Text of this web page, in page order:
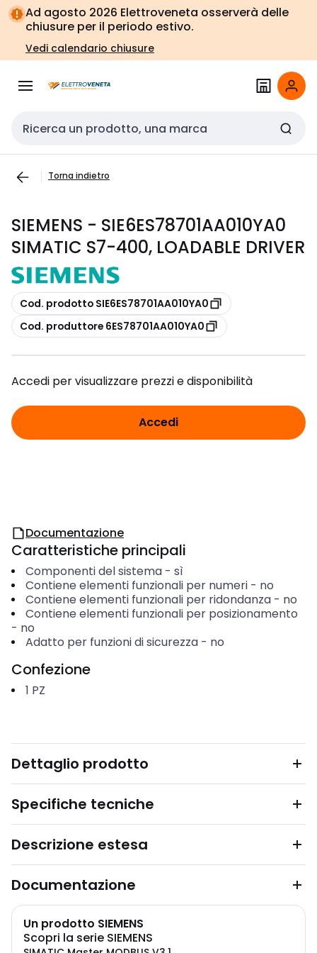
Vai alla
navigazione
Vai
alla
pagina
Ad agosto 2026 Elettroveneta osserverà delle
chiusure per il periodo estivo.
Vedi calendario chiusure
Cerca input
Torna indietro
SIEMENS - SIE6ES78701AA010YA0
SIMATIC S7-400, LOADABLE DRIVER
copia
Cod. prodotto SIE6ES78701AA010YA0
copia
Cod. produttore 6ES78701AA010YA0
Accedi per visualizzare prezzi e disponibilità
Accedi
Documentazione
Caratteristiche principali
Componenti del sistema- sì
Contiene elementi funzionali per numeri- no
Contiene elementi funzionali per ridondanza- no
Contiene elementi funzionali per posizionamento
- no
Adatto per funzioni di sicurezza- no
Confezione
1 PZ
Dettaglio prodotto
Specifiche tecniche
Descrizione estesa
Documentazione
Un prodotto SIEMENS
Scopri la serie SIEMENS